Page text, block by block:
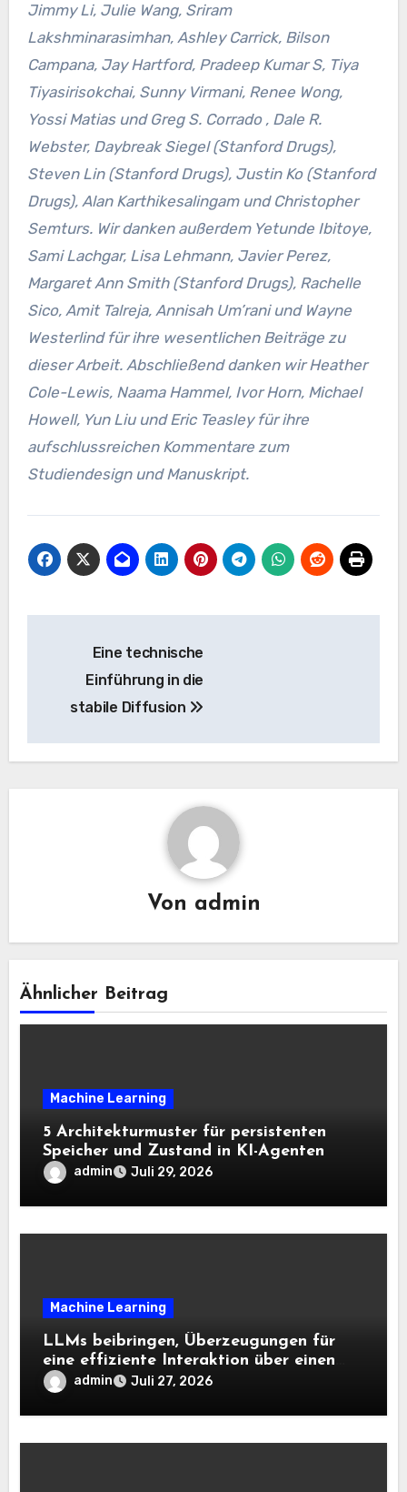
Jimmy Li, Julie Wang, Sriram
Lakshminarasimhan, Ashley Carrick, Bilson
Campana, Jay Hartford, Pradeep Kumar S, Tiya
Tiyasirisokchai, Sunny Virmani, Renee Wong,
Yossi Matias und Greg S. Corrado , Dale R.
Webster, Daybreak Siegel (Stanford Drugs),
Steven Lin (Stanford Drugs), Justin Ko (Stanford
Drugs), Alan Karthikesalingam und Christopher
Semturs. Wir danken außerdem Yetunde Ibitoye,
Sami Lachgar, Lisa Lehmann, Javier Perez,
Margaret Ann Smith (Stanford Drugs), Rachelle
Sico, Amit Talreja, Annisah Um’rani und Wayne
Westerlind für ihre wesentlichen Beiträge zu
dieser Arbeit. Abschließend danken wir Heather
Cole-Lewis, Naama Hammel, Ivor Horn, Michael
Howell, Yun Liu und Eric Teasley für ihre
aufschlussreichen Kommentare zum
Studiendesign und Manuskript.
Navigation
Eine technische
Einführung in die
stabile Diffusion
Von admin
Ähnlicher Beitrag
Machine Learning
5 Architekturmuster für persistenten
Speicher und Zustand in KI-Agenten
admin Juli 29, 2026
Machine Learning
LLMs beibringen, Überzeugungen für
eine effiziente Interaktion über einen
langen Horizont hinweg zu aktualisieren
– The Berkeley Synthetic Intelligence
Analysis Weblog
admin Juli 27, 2026